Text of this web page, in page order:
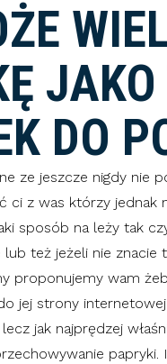
DO
ze jeszcze nigdy nie
ci z was którzy jednak
sposób na leży tak
lub też jeżeli nie
proponujemy wam
jej strony
jak najprędzej